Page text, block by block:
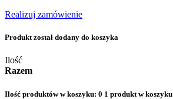
Realizuj zamówienie
Produkt został dodany do koszyka
Ilość
Razem
Ilość produktów w koszyku: 0 1 produkt w koszyku